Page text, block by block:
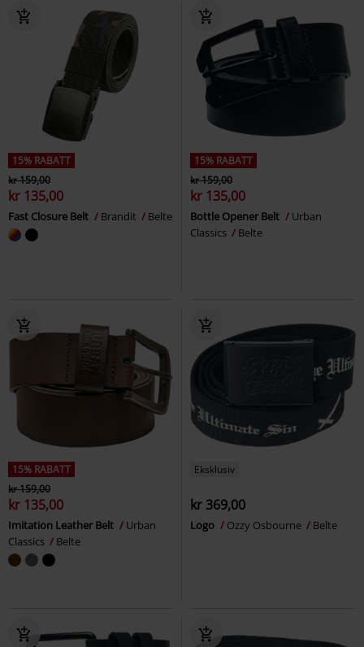
15% RABATT
kr 159,00
kr 135,00
Fast Closure Belt Brandit Belte
15% RABATT
kr 159,00
kr 135,00
Bottle Opener Belt
Urban
Classics
Belte
15% RABATT
kr 159,00
kr 135,00
Imitation Leather Belt
Urban
Classics
Belte
Eksklusiv
kr 369,00
Logo Ozzy Osbourne Belte